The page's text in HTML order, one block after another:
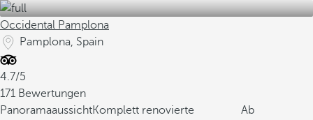
Occidental Pamplona
Pamplona, Spain
4.7/5
171 Bewertungen
PanoramaaussichtKomplett renovierte
Ab